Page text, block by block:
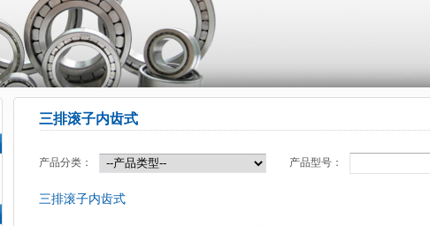
三排滚子内齿式
产品分类： 产品型号：
三排滚子内齿式